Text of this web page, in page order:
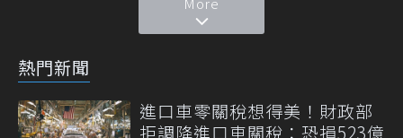
熱門新聞
進口車零關稅想得美！財政部
拒調降進口車關稅：恐損523億